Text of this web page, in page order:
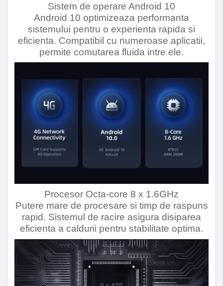
Continut Pachet
Continut Pachet
Unitate Principala,
Conectica audio & video,
Rama adaptoare
Cod EAN
EAN code 0709939426430
Sistem de operare Android 10
Android 10 optimizeaza performanta
sistemului pentru o experienta rapida si
eficienta. Compatibil cu numeroase aplicatii,
permite comutarea fluida intre ele.
Procesor Octa-core 8 x 1.6GHz
Putere mare de procesare si timp de raspuns
rapid. Sistemul de racire asigura disiparea
eficienta a caldurii pentru stabilitate optima.